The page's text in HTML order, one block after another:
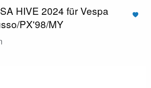
HIVE 2024 für Vespa
PX'98/MY